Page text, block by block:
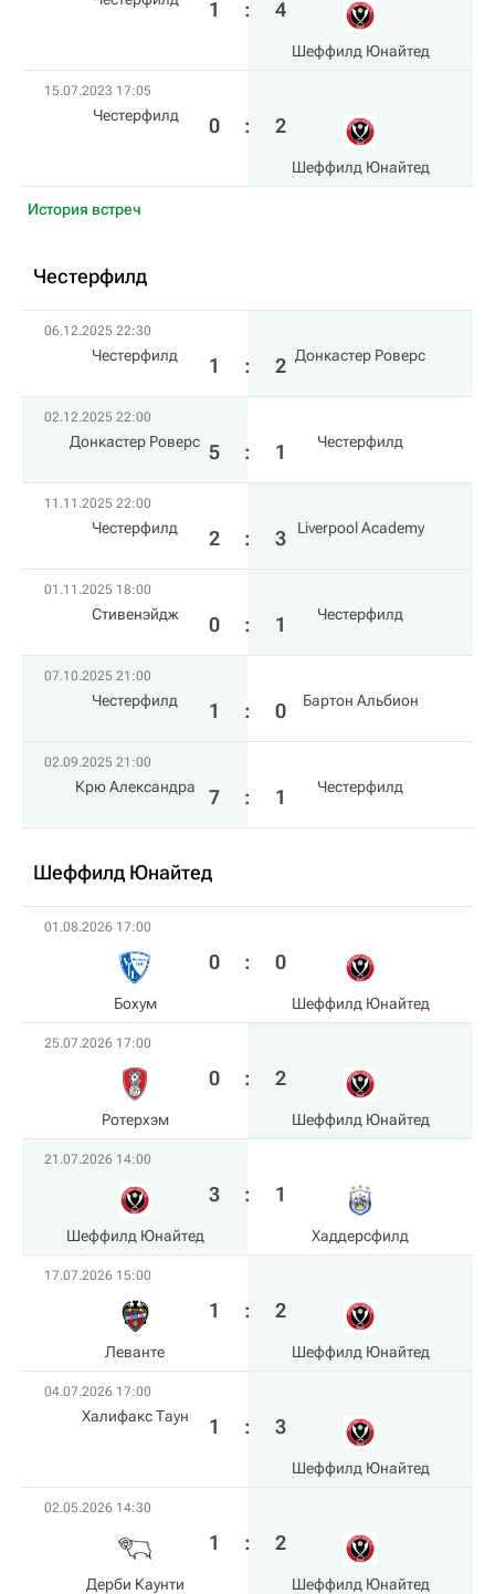
1 : 4
Шеффилд Юнайтед
15.07.2023 17:05
Честерфилд 0 : 2
Шеффилд Юнайтед
История встреч
Честерфилд
06.12.2025 22:30
Честерфилд 1 : 2 Донкастер Роверс
02.12.2025 22:00
Донкастер Роверс 5 : 1 Честерфилд
11.11.2025 22:00
Честерфилд 2 : 3 Liverpool Academy
01.11.2025 18:00
Стивенэйдж 0 : 1 Честерфилд
07.10.2025 21:00
Честерфилд 1 : 0 Бартон Альбион
02.09.2025 21:00
Крю Александра 7 : 1 Честерфилд
Шеффилд Юнайтед
01.08.2026 17:00
Бохум
0 : 0
Шеффилд Юнайтед
25.07.2026 17:00
Ротерхэм
0 : 2
Шеффилд Юнайтед
21.07.2026 14:00
Шеффилд Юнайтед
3 : 1
Хаддерсфилд
17.07.2026 15:00
Леванте
1 : 2
Шеффилд Юнайтед
04.07.2026 17:00
Халифакс Таун 1 : 3
Шеффилд Юнайтед
02.05.2026 14:30
Дерби Каунти
1 : 2
Шеффилд Юнайтед